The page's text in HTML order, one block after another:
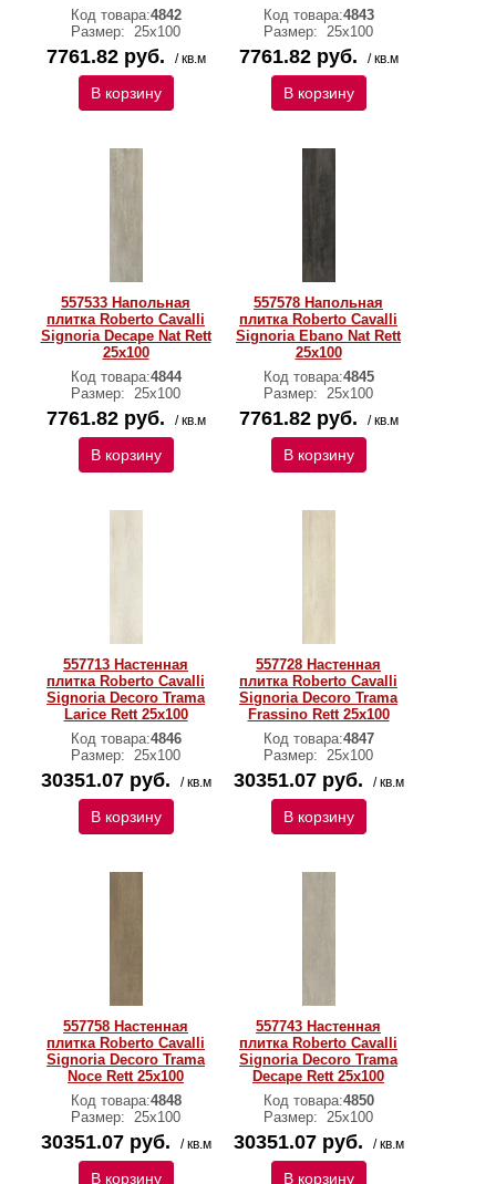
Код товара:4842
Размер: 25x100
7761.82 руб. / кв.м
В корзину
Код товара:4843
Размер: 25x100
7761.82 руб. / кв.м
В корзину
557533 Напольная
плитка Roberto Cavalli
Signoria Decape Nat Rett
25x100
Код товара:4844
Размер: 25x100
7761.82 руб. / кв.м
В корзину
557578 Напольная
плитка Roberto Cavalli
Signoria Ebano Nat Rett
25x100
Код товара:4845
Размер: 25x100
7761.82 руб. / кв.м
В корзину
557713 Настенная
плитка Roberto Cavalli
Signoria Decoro Trama
Larice Rett 25x100
Код товара:4846
Размер: 25x100
30351.07 руб. / кв.м
В корзину
557728 Настенная
плитка Roberto Cavalli
Signoria Decoro Trama
Frassino Rett 25x100
Код товара:4847
Размер: 25x100
30351.07 руб. / кв.м
В корзину
557758 Настенная
плитка Roberto Cavalli
Signoria Decoro Trama
Noce Rett 25x100
Код товара:4848
Размер: 25x100
30351.07 руб. / кв.м
В корзину
557743 Настенная
плитка Roberto Cavalli
Signoria Decoro Trama
Decape Rett 25x100
Код товара:4850
Размер: 25x100
30351.07 руб. / кв.м
В корзину